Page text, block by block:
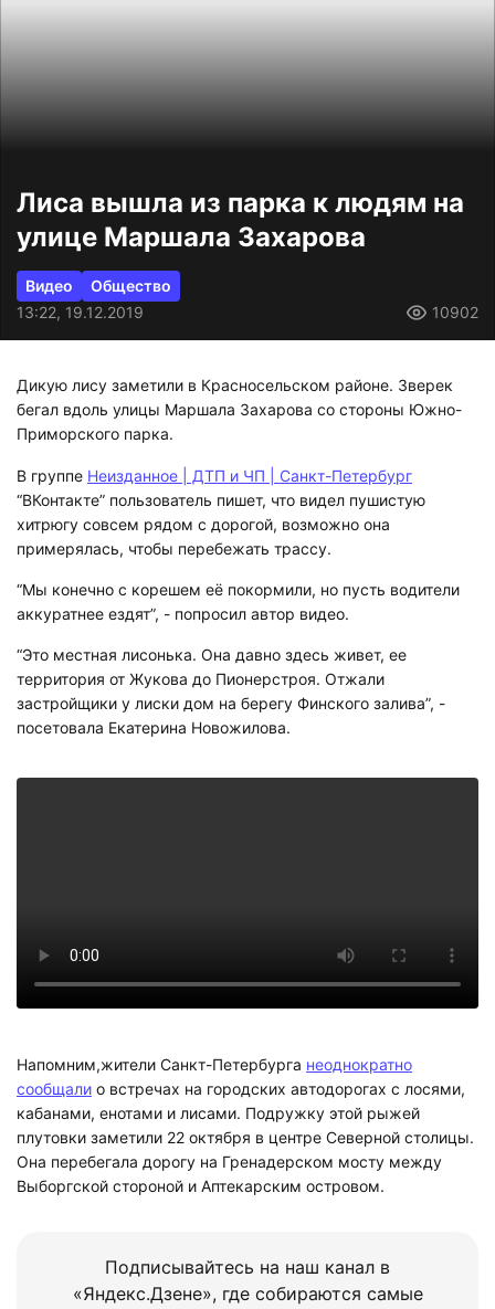
Лиса вышла из парка к людям на
улице Маршала Захарова
Видео
Общество
13:22, 19.12.2019
10902
Дикую лису заметили в Красносельском районе. Зверек
бегал вдоль улицы Маршала Захарова со стороны Южно-
Приморского парка.
В группе Неизданное | ДТП и ЧП | Санкт-Петербург
“ВКонтакте” пользователь пишет, что видел пушистую
хитрюгу совсем рядом с дорогой, возможно она
примерялась, чтобы перебежать трассу.
“Мы конечно с корешем её покормили, но пусть водители
аккуратнее ездят”, - попросил автор видео.
“Это местная лисонька. Она давно здесь живет, ее
территория от Жукова до Пионерстроя. Отжали
застройщики у лиски дом на берегу Финского залива”, -
посетовала Екатерина Новожилова.
Напомним,жители Санкт-Петербурга неоднократно
сообщали о встречах на городских автодорогах с лосями,
кабанами, енотами и лисами. Подружку этой рыжей
плутовки заметили 22 октября в центре Северной столицы.
Она перебегала дорогу на Гренадерском мосту между
Выборгской стороной и Аптекарским островом.
Подписывайтесь на наш канал в
«Яндекс.Дзене», где собираются самые